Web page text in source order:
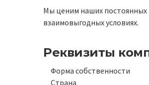
Мы ценим наших постоянных
взаимовыгодных условиях.
Реквизиты
Форма собственности
Страна